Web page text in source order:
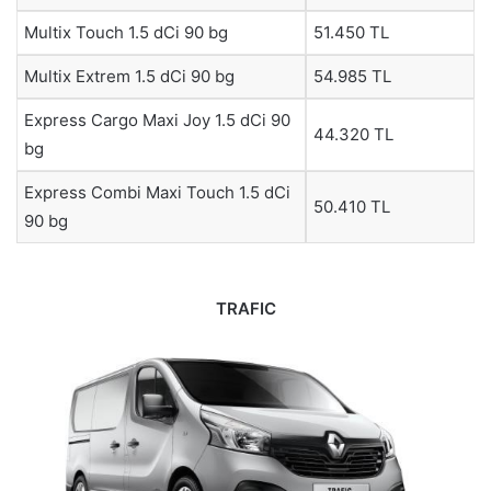
Multix Touch 1.5 dCi 90 bg 51.450 TL
Multix Extrem 1.5 dCi 90 bg 54.985 TL
Express Cargo Maxi Joy 1.5 dCi 90
bg
44.320 TL
Express Combi Maxi Touch 1.5 dCi
90 bg
50.410 TL
TRAFIC